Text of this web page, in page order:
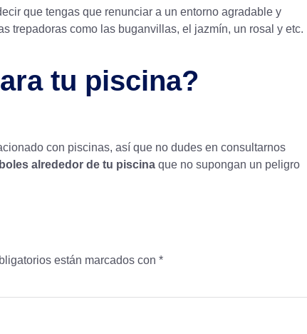
que tengas que renunciar a un entorno agradable y
trepadoras como las buganvillas, el jazmín, un rosal y etc.
tu piscina?
con piscinas, así que no dudes en consultarnos
alrededor de tu piscina que no supongan un peligro
están marcados con *